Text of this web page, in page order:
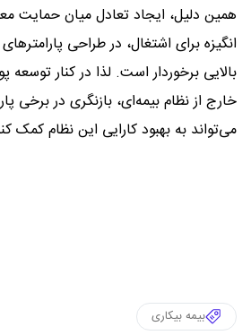
همین دلیل، ایجاد تعادل میان حمایت
انگیزه برای اشتغال، در طراحی
بالایی برخوردار است. لذا در کنار
خارج از نظام بیمه‌ای، بازنگری در برخی
می‌تواند به بهبود کارایی این نظام کمک
بیمه بیکاری